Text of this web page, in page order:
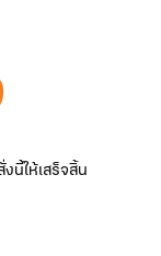
นี้ให้เสร็จสิ้น